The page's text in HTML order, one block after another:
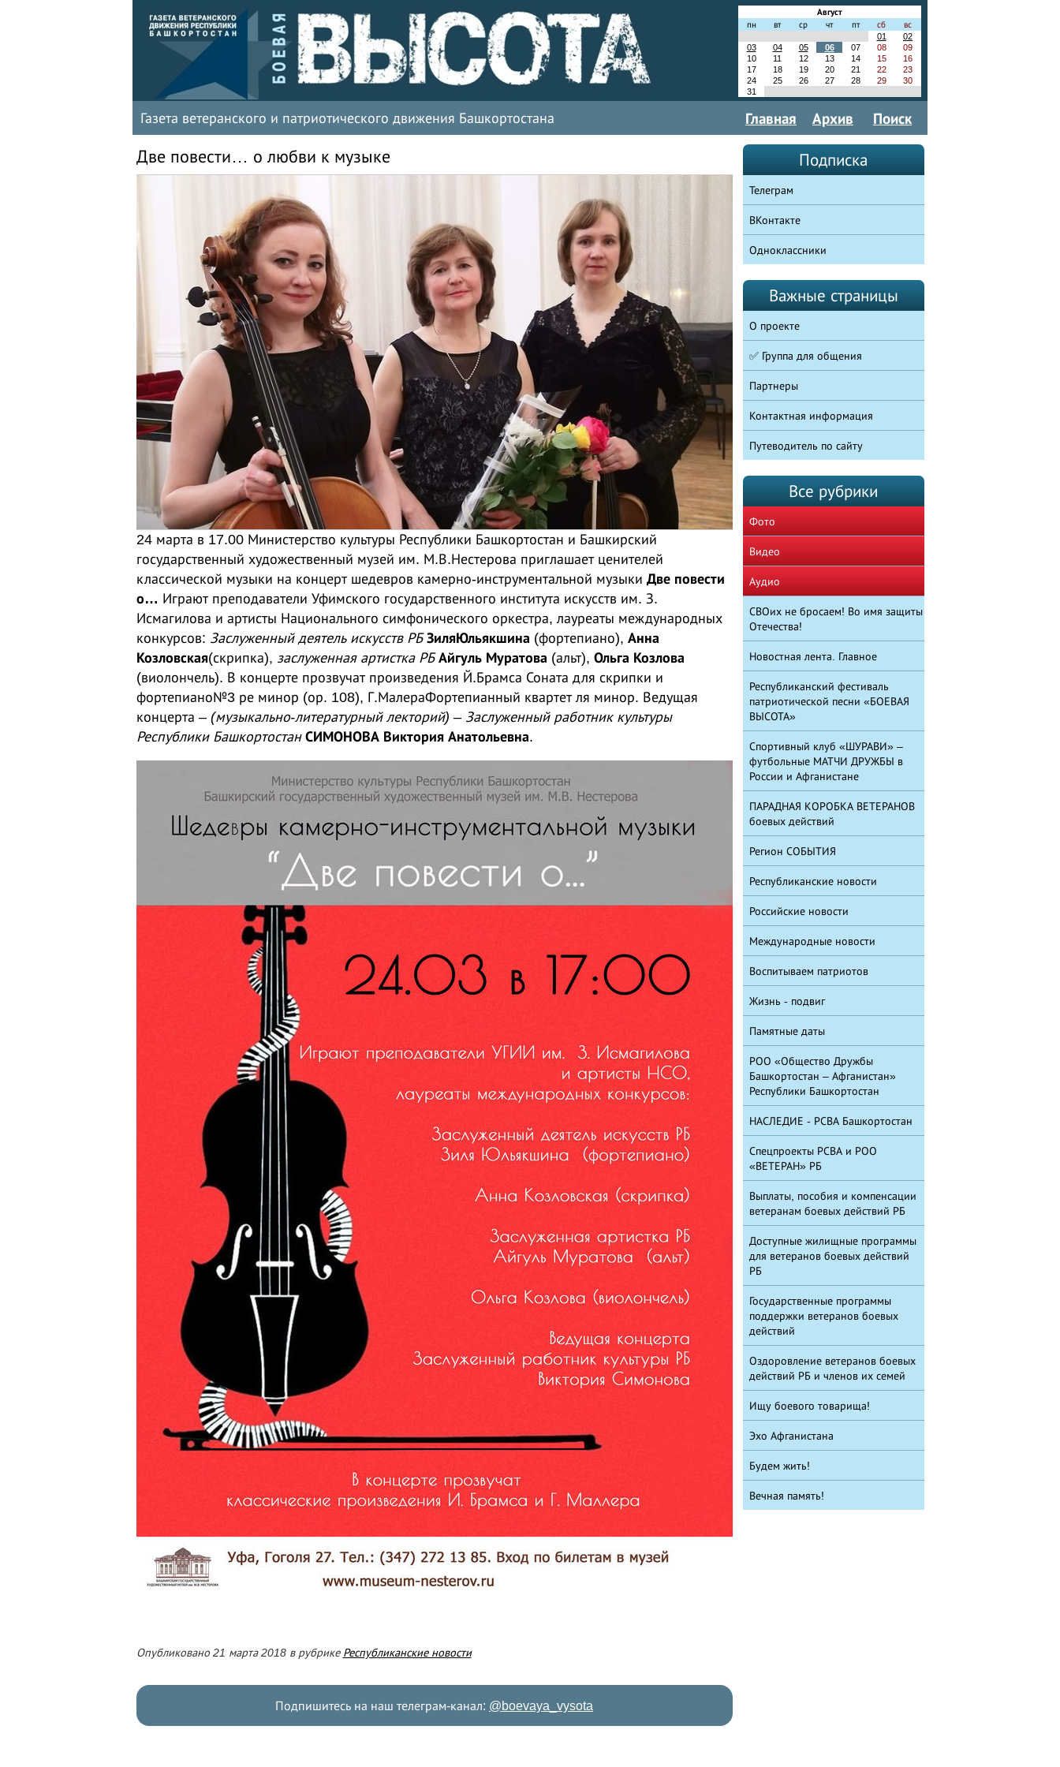
Август
пн
вт ср чт пт сб
вс
01
02
03
04 05 06 07 08
09
10
11 12 13 14 15
16
17
18 19 20 21 22
23
24
25 26 27 28 29
30
31
Газета ветеранского и патриотического движения Башкортостана Главная Архив Поиск
Две повести… о любви к музыке
24 марта в 17.00 Министерство культуры Республики Башкортостан и Башкирский
государственный художественный музей им. М.В.Нестерова приглашает ценителей
классической музыки на концерт шедевров камерно-инструментальной музыки Две повести
о… Играют преподаватели Уфимского государственного института искусств им. З.
Исмагилова и артисты Национального симфонического оркестра, лауреаты международных
конкурсов: Заслуженный деятель искусств РБЗиляЮльякшина (фортепиано), Анна
Козловская(скрипка), заслуженная артистка РБАйгуль Муратова (альт), Ольга Козлова
(виолончель). В концерте прозвучат произведения Й.Брамса Соната для скрипки и
фортепиано№3 ре минор (ор. 108), Г.МалераФортепианный квартет ля минор. Ведущая
концерта –(музыкально-литературный лекторий) – Заслуженный работник культуры
Республики Башкортостан СИМОНОВА Виктория Анатольевна.
Опубликовано 21 марта 2018 в рубрике Республиканские новости
Подпишитесь на наш телеграм-канал: @boevaya_vysota
Подписка
Телеграм
ВКонтакте
Одноклассники
Важные страницы
О проекте
✅ Группа для общения
Партнеры
Контактная информация
Путеводитель по сайту
Все рубрики
Фото
Видео
Аудио
СВОих не бросаем! Во имя защиты
Отечества!
Новостная лента. Главное
Республиканский фестиваль
патриотической песни «БОЕВАЯ
ВЫСОТА»
Спортивный клуб «ШУРАВИ» –
футбольные МАТЧИ ДРУЖБЫ в
России и Афганистане
ПАРАДНАЯ КОРОБКА ВЕТЕРАНОВ
боевых действий
Регион СОБЫТИЯ
Республиканские новости
Российские новости
Международные новости
Воспитываем патриотов
Жизнь - подвиг
Памятные даты
РОО «Общество Дружбы
Башкортостан – Афганистан»
Республики Башкортостан
НАСЛЕДИЕ - РСВА Башкортостан
Спецпроекты РСВА и РОО
«ВЕТЕРАН» РБ
Выплаты, пособия и компенсации
ветеранам боевых действий РБ
Доступные жилищные программы
для ветеранов боевых действий
РБ
Государственные программы
поддержки ветеранов боевых
действий
Оздоровление ветеранов боевых
действий РБ и членов их семей
Ищу боевого товарища!
Эхо Афганистана
Будем жить!
Вечная память!